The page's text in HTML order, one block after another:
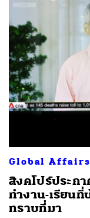
Global Affairs
สิงคโปร์ประกา
ทำงาน-เรียน
ทราบที่มา